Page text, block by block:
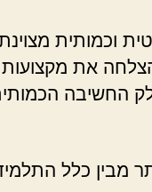
וכמותית
את
הכמותית
מבין כלל